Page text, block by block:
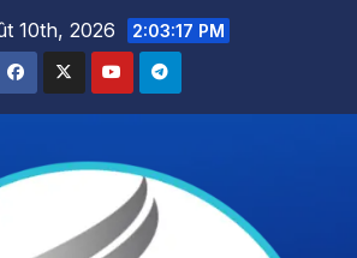
10th, 2026 2:03:18 PM